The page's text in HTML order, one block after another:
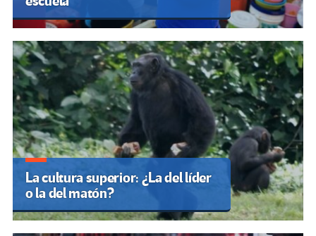
La cultura superior: ¿La del líder
o la del matón?